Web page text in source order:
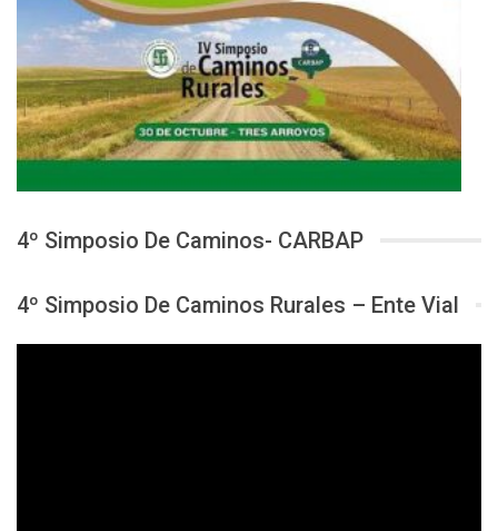
4º Simposio De Caminos- CARBAP
4º Simposio De Caminos Rurales – Ente Vial